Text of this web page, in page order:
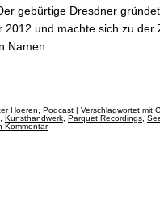
gebürtige Dresdner
2012 und machte sich zu der
Namen.
Hoeren Podcast | Verschlagwortet mit
Kunsthandwerk Parquet Recordings
Kommentar